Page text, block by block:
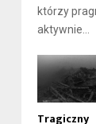
którzy
aktywnie...
Tragiczny